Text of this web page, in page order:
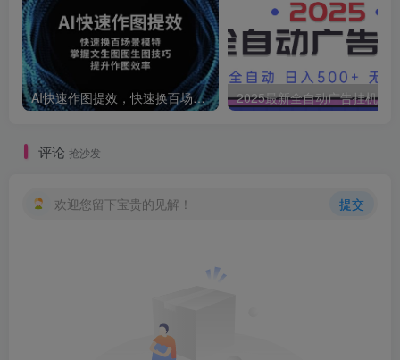
AI快速作图提效，快速换百场景模特，掌握文生图图生图技巧，提升作图效率
评论 抢沙发
欢迎您留下宝贵的见解！ 提交